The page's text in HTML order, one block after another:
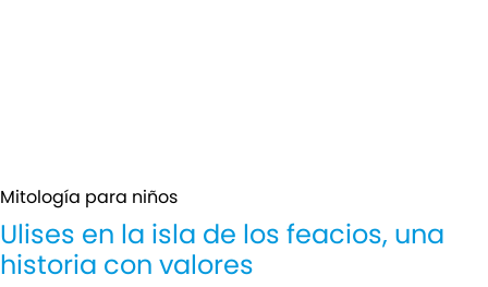
Mitología para niños
Ulises en la isla de los feacios, una
historia con valores